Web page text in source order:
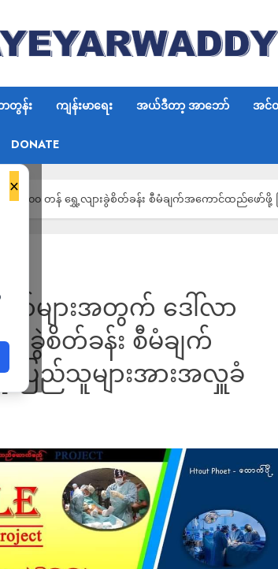
တွန်း ကျန်းမာရေး အယ်ဒီတာ့ အာဘော် အင်
DONATE
×
၆၀၀၀၀ တန် ရွှေ့လျားခွဲစိတ်ခန်း စီမံချက်အကောင်ထည်ဖော်ဖို့
ာ်များအတွက် ဒေါ်လာ
းခွဲစိတ်ခန်း စီမံချက်
ြည်သူများအားအလှူခံ